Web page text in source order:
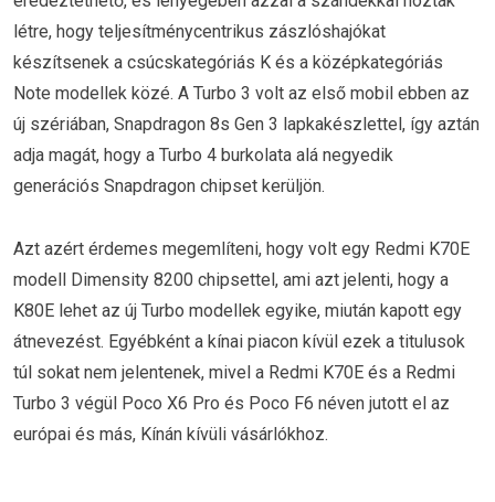
létre, hogy teljesítménycentrikus zászlóshajókat
készítsenek a csúcskategóriás K és a középkategóriás
Note modellek közé. A Turbo 3 volt az első mobil ebben az
új szériában, Snapdragon 8s Gen 3 lapkakészlettel, így aztán
adja magát, hogy a Turbo 4 burkolata alá negyedik
generációs Snapdragon chipset kerüljön.
Azt azért érdemes megemlíteni, hogy volt egy Redmi K70E
modell Dimensity 8200 chipsettel, ami azt jelenti, hogy a
K80E lehet az új Turbo modellek egyike, miután kapott egy
átnevezést. Egyébként a kínai piacon kívül ezek a titulusok
túl sokat nem jelentenek, mivel a Redmi K70E és a Redmi
Turbo 3 végül Poco X6 Pro és Poco F6 néven jutott el az
európai és más, Kínán kívüli vásárlókhoz.